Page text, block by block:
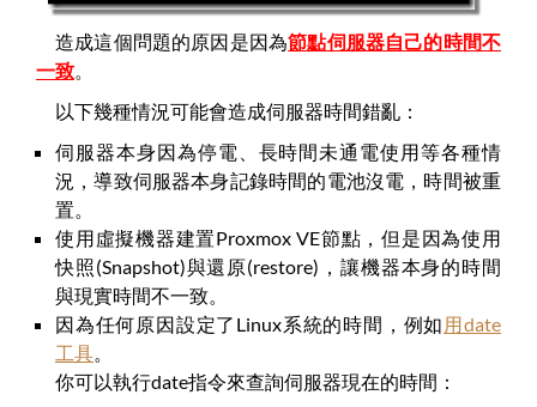
造成這個問題的原因是因為節點伺服器自己的時間不
一致。
以下幾種情況可能會造成伺服器時間錯亂：
伺服器本身因為停電、長時間未通電使用等各種情
況，導致伺服器本身記錄時間的電池沒電，時間被重
置。
使用虛擬機器建置Proxmox VE節點，但是因為使用
快照(Snapshot)與還原(restore)，讓機器本身的時間
與現實時間不一致。
因為任何原因設定了Linux系統的時間，例如 用date
工具。
你可以執行date指令來查詢伺服器現在的時間：